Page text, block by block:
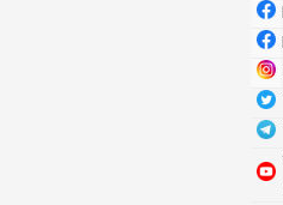
external)